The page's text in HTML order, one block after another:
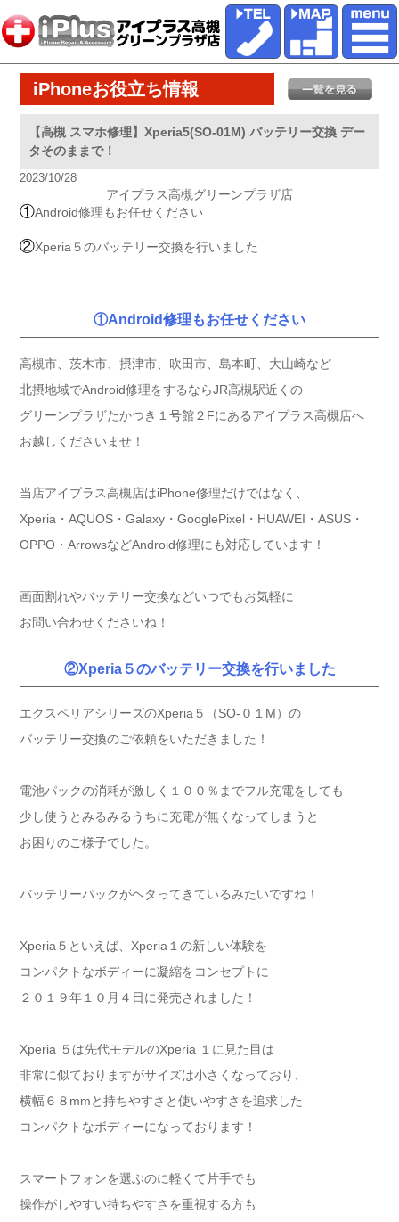
iPhoneお役立ち情報
【高槻 スマホ修理】Xperia5(SO-01M) バッテリー交換 デー
タそのままで！
2023/10/28
アイプラス高槻グリーンプラザ店
①Android修理もお任せください
②Xperia５のバッテリー交換を行いました
①Android修理もお任せください
高槻市、茨木市、摂津市、吹田市、島本町、大山崎など
北摂地域でAndroid修理をするならJR高槻駅近くの
グリーンプラザたかつき１号館２Fにあるアイプラス高槻店へ
お越しくださいませ！
当店アイプラス高槻店はiPhone修理だけではなく、
Xperia・AQUOS・Galaxy・GooglePixel・HUAWEI・ASUS・
OPPO・ArrowsなどAndroid修理にも対応しています！
画面割れやバッテリー交換などいつでもお気軽に
お問い合わせくださいね！
②Xperia５のバッテリー交換を行いました
エクスペリアシリーズのXperia５（SO‐０１M）の
バッテリー交換のご依頼をいただきました！
電池パックの消耗が激しく１００％までフル充電をしても
少し使うとみるみるうちに充電が無くなってしまうと
お困りのご様子でした。
バッテリーパックがヘタってきているみたいですね！
Xperia５といえば、Xperia１の新しい体験を
コンパクトなボディーに凝縮をコンセプトに
２０１９年１０月４日に発売されました！
Xperia ５は先代モデルのXperia １に見た目は
非常に似ておりますがサイズは小さくなっており、
横幅６８mmと持ちやすさと使いやすさを追求した
コンパクトなボディーになっております！
スマートフォンを選ぶのに軽くて片手でも
操作がしやすい持ちやすさを重視する方も